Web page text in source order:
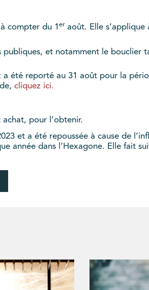
compter du 1 er août. Elle s’applique
et notamment le bouclier
été reporté au 31 août pour la
cliquez ici.
pour l’obtenir.
et a été repoussée à cause de
année dans l’Hexagone. Elle fait